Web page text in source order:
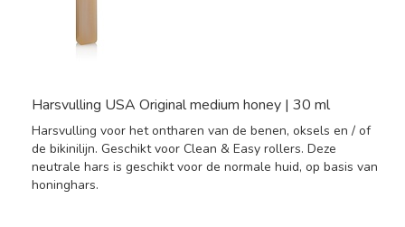
Harsvulling USA Original medium honey | 30 ml
Harsvulling voor het ontharen van de benen, oksels en / of
de bikinilijn. Geschikt voor Clean & Easy rollers. Deze
neutrale hars is geschikt voor de normale huid, op basis van
honinghars.